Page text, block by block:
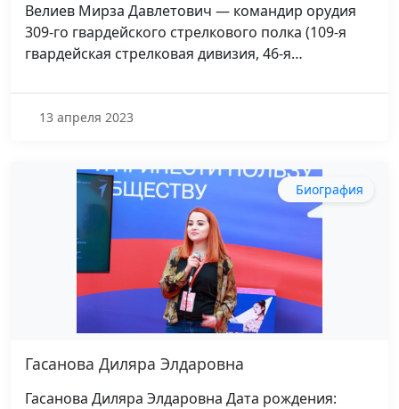
Велиев Мирза Давлетович — командир орудия
309-го гвардейского стрелкового полка (109-я
гвардейская стрелковая дивизия, 46-я…
13 апреля 2023
Биография
Гасанова Диляра Элдаровна
Гасанова Диляра Элдаровна Дата рождения: